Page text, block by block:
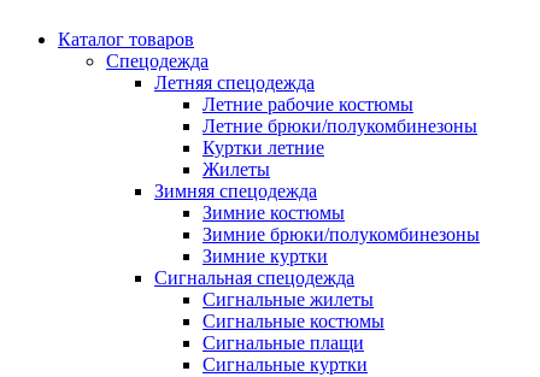
Каталог товаров
Спецодежда
Летняя спецодежда
Летние рабочие костюмы
Летние брюки/полукомбинезоны
Куртки летние
Жилеты
Зимняя спецодежда
Зимние костюмы
Зимние брюки/полукомбинезоны
Зимние куртки
Сигнальная спецодежда
Сигнальные жилеты
Сигнальные костюмы
Сигнальные плащи
Сигнальные куртки